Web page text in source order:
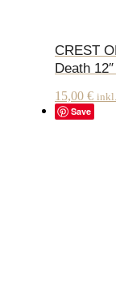
CREST
Death
15,00 €
Save